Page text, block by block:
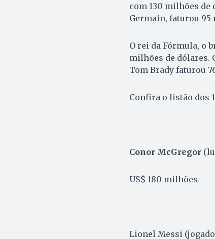
com 130 milhões de
Germain, faturou 95
O rei da Fórmula, o
milhões de dólares.
Tom Brady faturou
Confira o listão dos
Conor McGregor
US$ 180 milhões
Lionel Messi